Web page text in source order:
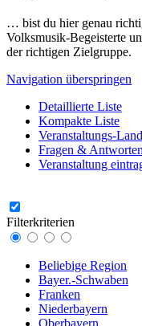
… bist du hier genau
Volksmusik-Begeisterte
der richtigen Zielgruppe.
Navigation überspringen
Detaillierte Liste
Kompakte Liste
Veranstaltungs-
Fragen & Antworten
Veranstaltung
Filterkriterien
Beliebige Region
Bayer.-Schwaben
Franken
Niederbayern
Oberbayern